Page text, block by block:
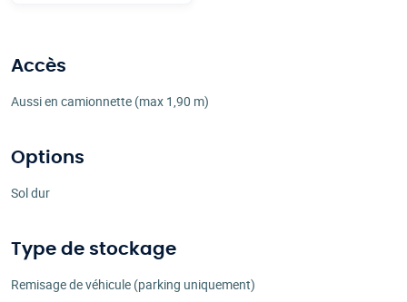
Accès
Aussi en camionnette (max 1,90 m)
Options
Sol dur
Type de stockage
Remisage de véhicule (parking uniquement)